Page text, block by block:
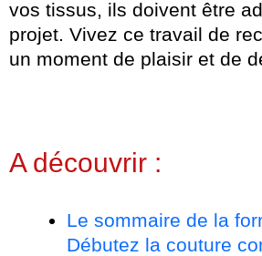
vos tissus, ils doivent être
projet. Vivez ce travail de
un moment de plaisir et de
A découvrir :
Le sommaire de la
Débutez la couture